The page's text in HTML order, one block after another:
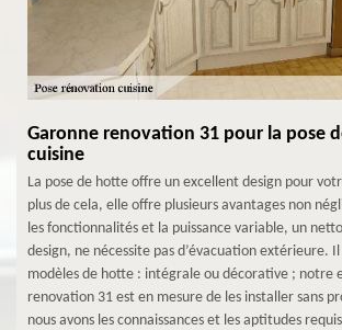
Garonne renovation 31 pour la pose
cuisine
La pose de hotte offre un excellent design pour
plus de cela, elle offre plusieurs avantages non
les fonctionnalités et la puissance variable, un
design, ne nécessite pas d’évacuation extérieure.
modèles de hotte : intégrale ou décorative ; notre
renovation 31 est en mesure de les installer sans
nous avons les connaissances et les aptitudes